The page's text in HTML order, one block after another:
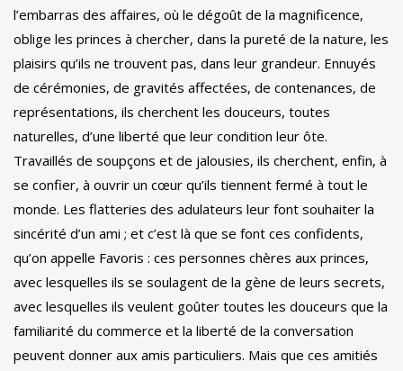
l’embarras des affaires, où le dégoût de la magnificence,
oblige les princes à chercher, dans la pureté de la nature, les
plaisirs qu’ils ne trouvent pas, dans leur grandeur. Ennuyés
de cérémonies, de gravités affectées, de contenances, de
représentations, ils cherchent les douceurs, toutes
naturelles, d’une liberté que leur condition leur ôte.
Travaillés de soupçons et de jalousies, ils cherchent, enfin, à
se confier, à ouvrir un cœur qu’ils tiennent fermé à tout le
monde. Les flatteries des adulateurs leur font souhaiter la
sincérité d’un ami ; et c’est là que se font ces confidents,
qu’on appelle Favoris : ces personnes chères aux princes,
avec lesquelles ils se soulagent de la gène de leurs secrets,
avec lesquelles ils veulent goûter toutes les douceurs que la
familiarité du commerce et la liberté de la conversation
peuvent donner aux amis particuliers. Mais que ces amitiés